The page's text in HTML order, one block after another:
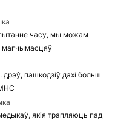
часу, мы можам
магчымасцяў
пашкодзіў дахі больш
якія трапляюць пад